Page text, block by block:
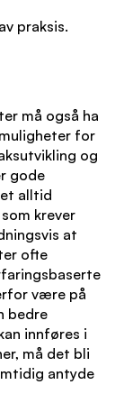
praksis.
må også ha
for
og
gode
alltid
krever
at
ofte
være på
bedre
innføres i
må det bli
antyde